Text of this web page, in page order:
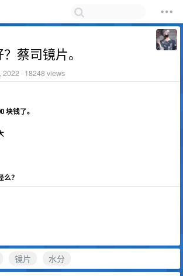
蔡司镜片。
2022 · 18248 views
块钱了。
？
镜片
水分